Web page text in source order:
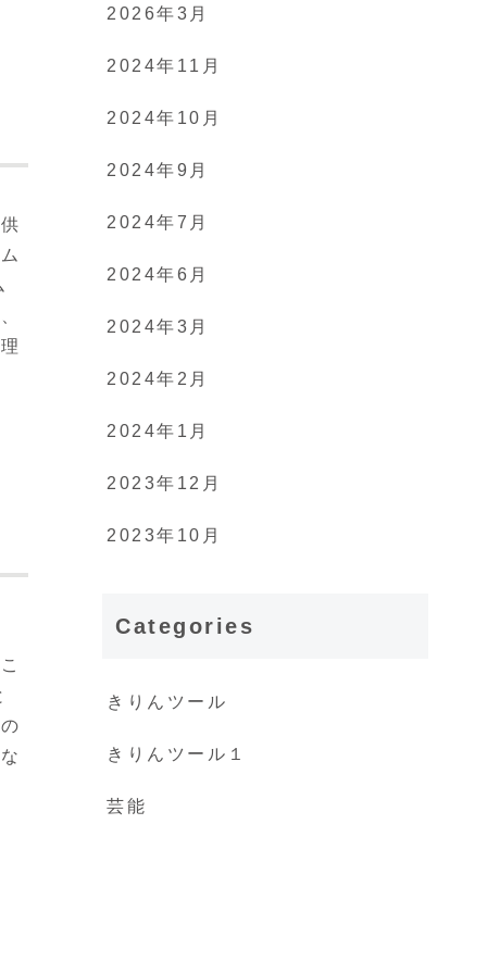
2026年3月
2024年11月
2024年10月
2024年9月
2024年7月
2024年6月
2024年3月
2024年2月
2024年1月
2023年12月
2023年10月
Categories
きりんツール
きりんツール１
芸能